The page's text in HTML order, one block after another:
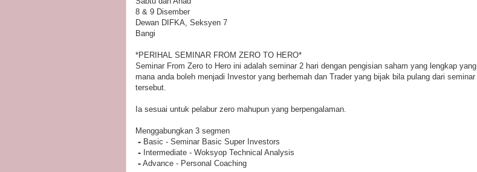
8 & 9 Disember
Dewan DIFKA, Seksyen 7
Bangi
*PERIHAL SEMINAR FROM ZERO TO HERO*
Seminar From Zero to Hero ini adalah seminar 2 hari dengan pengisian saham yang lengkap yang
mana anda boleh menjadi Investor yang berhemah dan Trader yang bijak bila pulang dari seminar
tersebut.
Ia sesuai untuk pelabur zero mahupun yang berpengalaman.
Menggabungkan 3 segmen
⁃ Basic - Seminar Basic Super Investors
⁃ Intermediate - Woksyop Technical Analysis
⁃ Advance - Personal Coaching